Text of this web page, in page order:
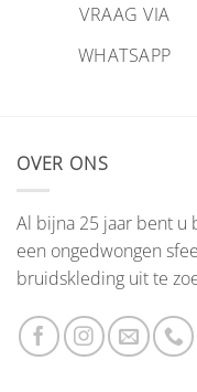
VRAAG VIA
WHATSAPP
OVER ONS
Al bijna 25 jaar bent u
een ongedwongen
bruidskleding uit te